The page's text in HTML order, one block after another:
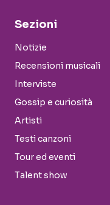
Sezioni
Notizie
Recensioni musicali
Interviste
Gossip e curiosità
Artisti
Testi canzoni
Tour ed eventi
Talent show